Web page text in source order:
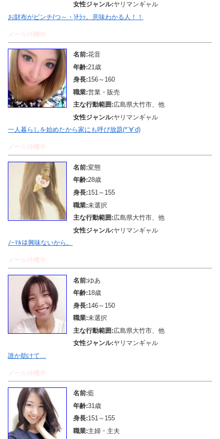
女性ジャンル:ヤリマンギャル
お財布がピンチ(つ～・)ﾁﾗｯ。意味わかる人！！
メール待機中
名前:花音
年齢:21歳
身長:156～160
職業:営業・販売
主な行動範囲:広島県大竹市、他
女性ジャンル:ヤリマンギャル
一人暮らしを始めたから家にも呼び放題(*´∀`d)
メール待機中
名前:変態
年齢:28歳
身長:151～155
職業:未選択
主な行動範囲:広島県大竹市、他
女性ジャンル:ヤリマンギャル
ﾉｰﾏﾙは興味ないから。
メール待機中
名前:ゆあ
年齢:18歳
身長:146～150
職業:未選択
主な行動範囲:広島県大竹市、他
女性ジャンル:ヤリマンギャル
誰か助けて…
メール待機中
名前:藍
年齢:31歳
身長:151～155
職業:主婦・主夫